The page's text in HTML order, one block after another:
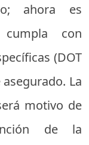
ahora es
con
(DOT
La
motivo de
de la